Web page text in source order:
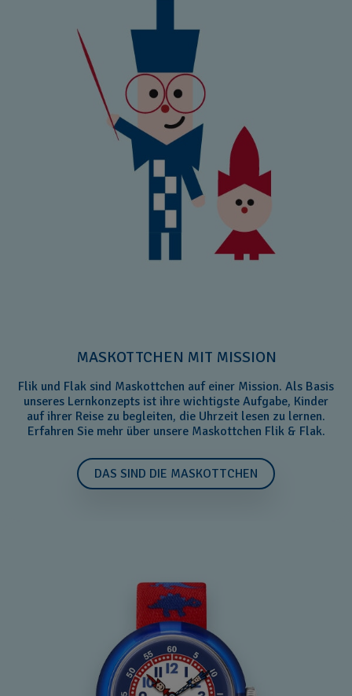
MASKOTTCHEN MIT MISSION
Flik und Flak sind Maskottchen auf einer Mission. Als Basis
unseres Lernkonzepts ist ihre wichtigste Aufgabe, Kinder
auf ihrer Reise zu begleiten, die Uhrzeit lesen zu lernen.
Erfahren Sie mehr über unsere Maskottchen Flik & Flak.
DAS SIND DIE MASKOTTCHEN